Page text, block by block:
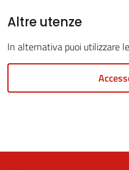
line
Tutti
argomenti
Altre utenze
In alternativa puoi utilizzare